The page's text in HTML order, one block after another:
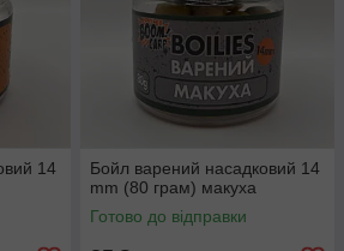
14
Бойл варений насадковий 14
mm (80 грам) макуха
Готово до відправки